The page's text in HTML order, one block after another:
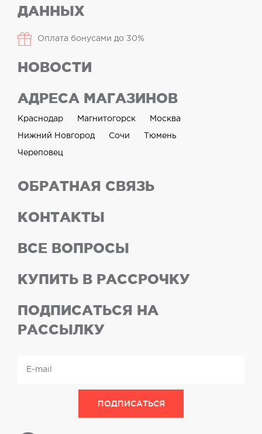
ДАННЫХ
Оплата бонусами до 30%
НОВОСТИ
АДРЕСА МАГАЗИНОВ
Краснодар Магнитогорск Москва
Нижний Новгород Сочи Тюмень
Череповец
ОБРАТНАЯ СВЯЗЬ
КОНТАКТЫ
ВСЕ ВОПРОСЫ
КУПИТЬ В РАССРОЧКУ
ПОДПИСАТЬСЯ НА
РАССЫЛКУ